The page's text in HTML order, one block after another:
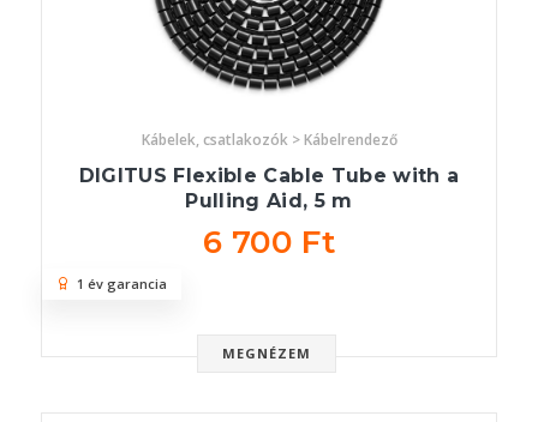
Kábelek, csatlakozók > Kábelrendező
DIGITUS Flexible Cable Tube with a
Pulling Aid, 5 m
6 700 Ft
MEGNÉZEM
1 év garancia